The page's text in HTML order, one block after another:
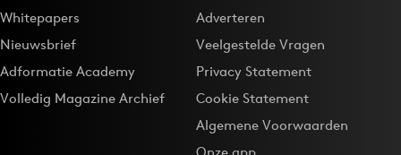
Whitepapers
Nieuwsbrief
Adformatie Academy
Volledig Magazine Archief
Adverteren
Veelgestelde Vragen
Privacy Statement
Cookie Statement
Algemene Voorwaarden